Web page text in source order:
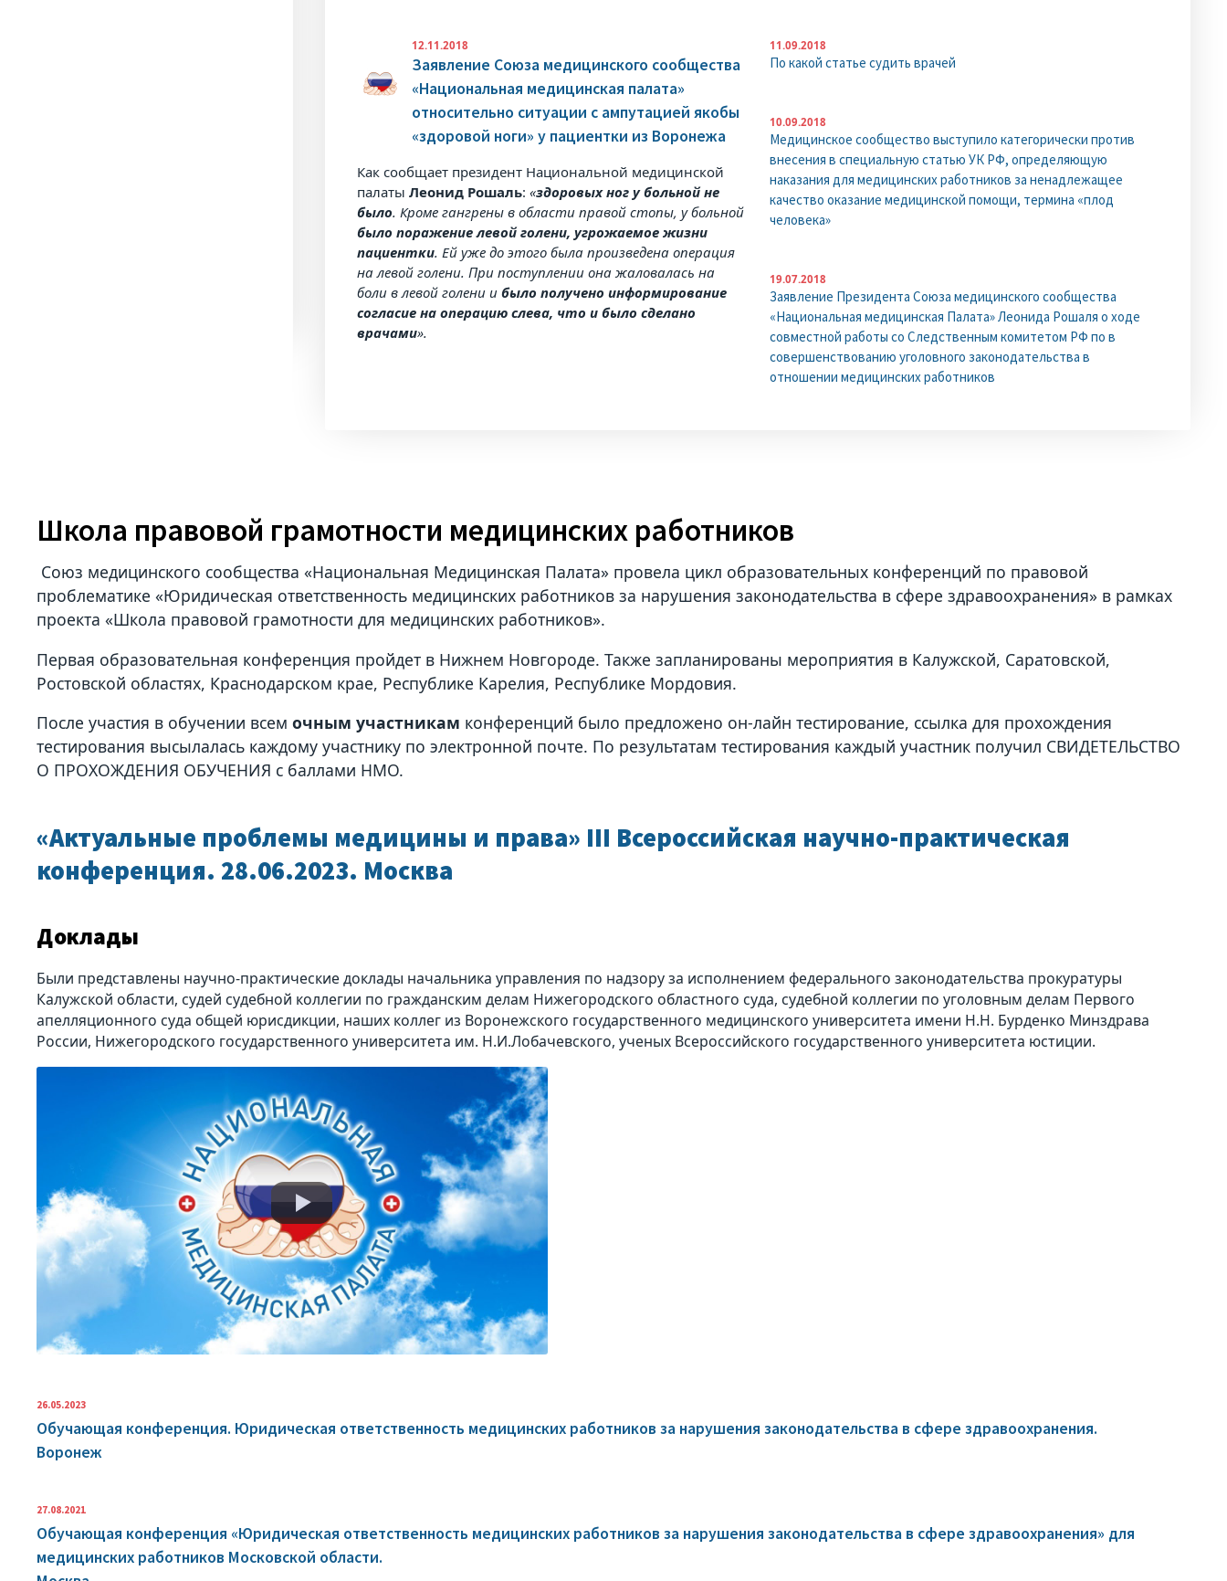
12.11.2018
Заявление Союза медицинского сообщества
«Национальная медицинская палата»
относительно ситуации с ампутацией якобы
«здоровой ноги» у пациентки из Воронежа
Как сообщает президент Национальной медицинской
палатыЛеонид Рошаль:«здоровых ног у больной не
было. Кроме гангрены в области правой стопы, у больной
было поражение левой голени, угрожаемое жизни
пациентки. Ей уже до этого была произведена операция
на левой голени. При поступлении она жаловалась на
боли в левой голени ибыло получено информирование
согласие на операцию слева, что и было сделано
врачами».
11.09.2018
По какой статье судить врачей
10.09.2018
Медицинское сообщество выступило категорически против
внесения в специальную статью УК РФ, определяющую
наказания для медицинских работников за ненадлежащее
качество оказание медицинской помощи, термина «плод
человека»
19.07.2018
Заявление Президента Союза медицинского сообщества
«Национальная медицинская Палата» Леонида Рошаля о ходе
совместной работы со Следственным комитетом РФ по в
совершенствованию уголовного законодательства в
отношении медицинских работников
Школа правовой грамотности медицинских работников
Союз медицинского сообщества «Национальная Медицинская Палата» провела цикл образовательных конференций по правовой
проблематике «Юридическая ответственность медицинских работников за нарушения законодательства в сфере здравоохранения» в рамках
проекта «Школа правовой грамотности для медицинских работников».
Первая образовательная конференция пройдет в Нижнем Новгороде. Также запланированы мероприятия в Калужской, Саратовской,
Ростовской областях, Краснодарском крае, Республике Карелия, Республике Мордовия.
После участия в обучении всемочным участникам конференций было предложено он-лайн тестирование, ссылка для прохождения
тестирования высылалась каждому участнику по электронной почте. По результатам тестирования каждый участник получил СВИДЕТЕЛЬСТВО
О ПРОХОЖДЕНИЯ ОБУЧЕНИЯ с баллами НМО.
«Актуальные проблемы медицины и права» III Всероссийская научно-практическая
конференция. 28.06.2023. Москва
Доклады
Были представлены научно-практические доклады начальника управления по надзору за исполнением федерального законодательства прокуратуры
Калужской области, судей судебной коллегии по гражданским делам Нижегородского областного суда, судебной коллегии по уголовным делам Первого
апелляционного суда общей юрисдикции, наших коллег из Воронежского государственного медицинского университета имени Н.Н. Бурденко Минздрава
России, Нижегородского государственного университета им. Н.И.Лобачевского, ученых Всероссийского государственного университета юстиции.
26.05.2023
Обучающая конференция. Юридическая ответственность медицинских работников за нарушения законодательства в сфере здравоохранения.
Воронеж
27.08.2021
Обучающая конференция «Юридическая ответственность медицинских работников за нарушения законодательства в сфере здравоохранения» для
медицинских работников Московской области.